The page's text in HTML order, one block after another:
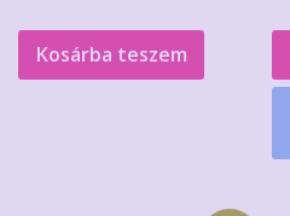
Kosárba teszem